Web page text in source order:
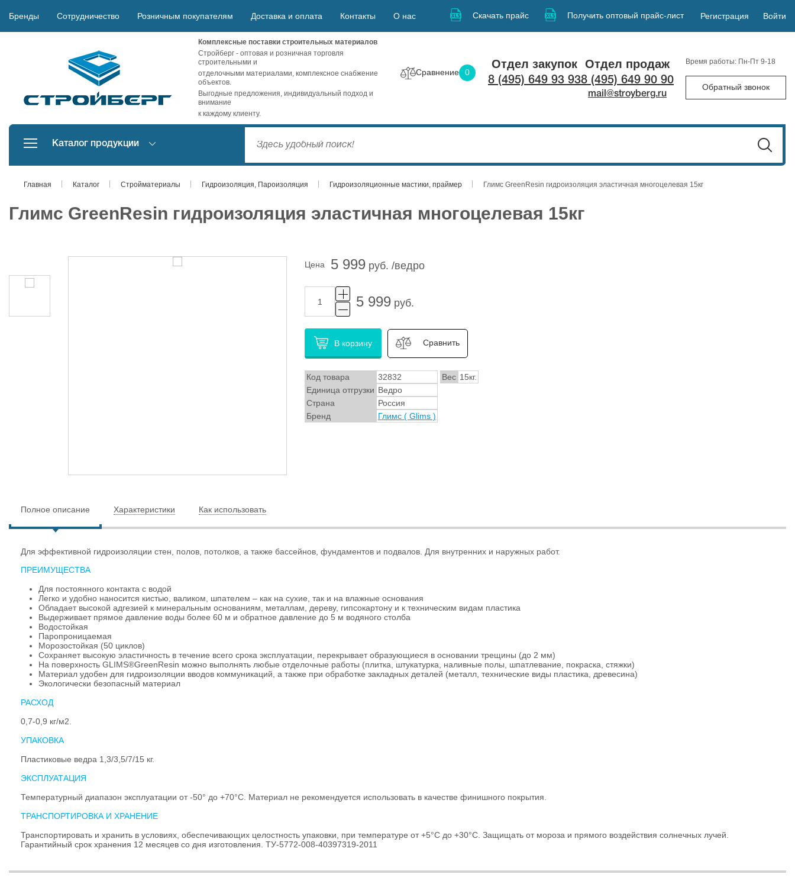
Бренды Сотрудничество Розничным покупателям Доставка и оплата Контакты О нас Скачать прайс Получить оптовый прайс-лист Регистрация Войти
Комплексные поставки строительных материалов
Стройберг - оптовая и розничная торговля
строительными и
отделочными материалами, комплексное снабжение
объектов.
Выгодные предложения, индивидуальный подход и
внимание
к каждому клиенту.
Сравнение 0
Отдел закупок
8 (495) 649 93 93
Отдел продаж
8 (495) 649 90 90
mail@stroyberg.ru
Время работы: Пн-Пт 9-18
Обратный звонок
Каталог продукции
Главная Каталог Стройматериалы Гидроизоляция, Пароизоляция Гидроизоляционные мастики, праймер Глимс GreenResin гидроизоляция эластичная многоцелевая 15кг
Глимс GreenResin гидроизоляция эластичная многоцелевая 15кг
Цена 5 999 руб. /ведро
5 999 руб.
В корзину Сравнить
Код товара 32832 Вес 15кг.
Единица отгрузки Ведро
Страна
Россия
Бренд
Глимс ( Glims )
Полное описание Характеристики Как использовать
Для эффективной гидроизоляции стен, полов, потолков, а также бассейнов, фундаментов и подвалов. Для внутренних и наружных работ.
ПРЕИМУЩЕСТВА
Для постоянного контакта с водой
Легко и удобно наносится кистью, валиком, шпателем – как на сухие, так и на влажные основания
Обладает высокой адгезией к минеральным основаниям, металлам, дереву, гипсокартону и к техническим видам пластика
Выдерживает прямое давление воды более 60 м и обратное давление до 5 м водяного столба
Водостойкая
Паропроницаемая
Морозостойкая (50 циклов)
Сохраняет высокую эластичность в течение всего срока эксплуатации, перекрывает образующиеся в основании трещины (до 2 мм)
На поверхность GLIMS®GreenResin можно выполнять любые отделочные работы (плитка, штукатурка, наливные полы, шпатлевание, покраска, стяжки)
Материал удобен для гидроизоляции вводов коммуникаций, а также при обработке закладных деталей (металл, технические виды пластика, древесина)
Экологически безопасный материал
РАСХОД
0,7-0,9 кг/м2.
УПАКОВКА
Пластиковые ведра 1,3/3,5/7/15 кг.
ЭКСПЛУАТАЦИЯ
Температурный диапазон эксплуатации от -50° до +70°С. Материал не рекомендуется использовать в качестве финишного покрытия.
ТРАНСПОРТИРОВКА И ХРАНЕНИЕ
Транспортировать и хранить в условиях, обеспечивающих целостность упаковки, при температуре от +5°С до +30°С. Защищать от мороза и прямого воздействия солнечных лучей.
Гарантийный срок хранения 12 месяцев со дня изготовления. ТУ-5772-008-40397319-2011